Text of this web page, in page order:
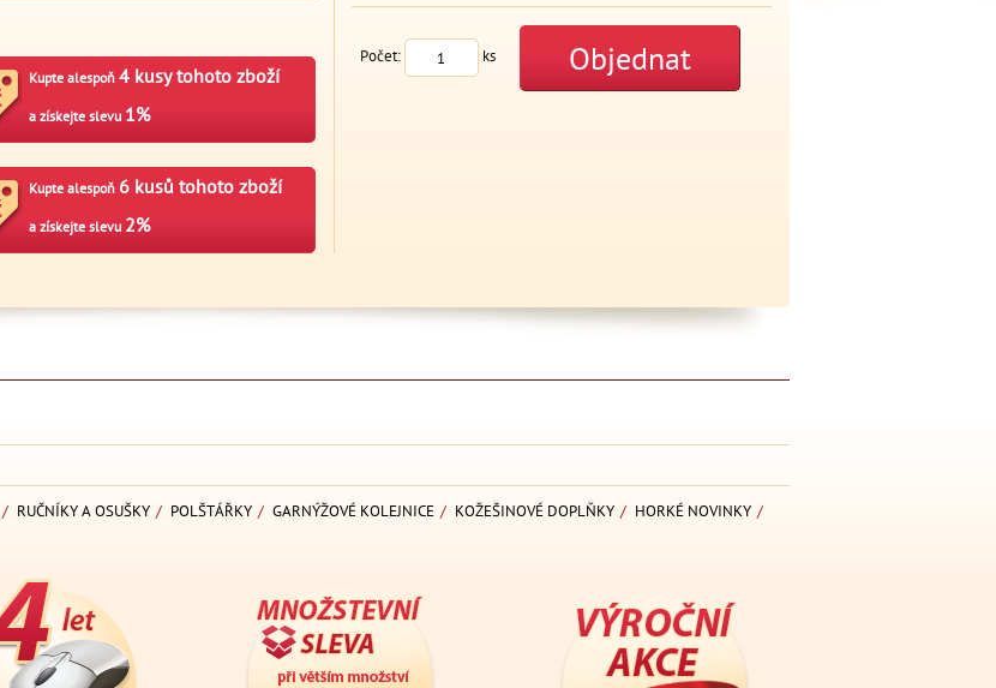
Kupte alespoň 4 kusy tohoto zboží
a získejte slevu 1%
Kupte alespoň 6 kusů tohoto zboží
a získejte slevu 2%
Počet: ks Objednat
/ RUČNÍKY A OSUŠKY / POLŠTÁŘKY / GARNÝŽOVÉ KOLEJNICE / KOŽEŠINOVÉ DOPLŇKY / HORKÉ NOVINKY /